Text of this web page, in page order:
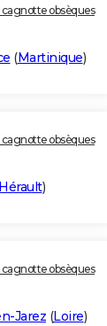
obsèques
(Martinique)
obsèques
)
obsèques
Jarez (Loire)